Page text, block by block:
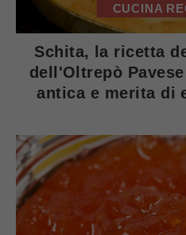
CUCINA
Schita, la ricetta
dell'Oltrepò
antica e merita di